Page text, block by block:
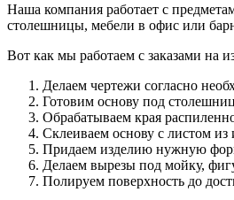
Наша компания работает с
столешницы, мебели в офис или
Вот как мы работаем с заказами на
Делаем чертежи согласно
Готовим основу под
Обрабатываем края
Склеиваем основу с листом из
Придаем изделию нужную
Делаем вырезы под мойку,
Полируем поверхность до